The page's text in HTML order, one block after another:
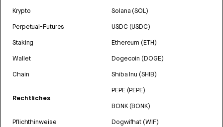
Krypto
Perpetual-Futures
Staking
Wallet
Chain
Rechtliches
Pflichthinweise
Solana (SOL)
USDC (USDC)
Ethereum (ETH)
Dogecoin (DOGE)
Shiba Inu (SHIB)
PEPE (PEPE)
BONK (BONK)
Dogwifhat (WIF)